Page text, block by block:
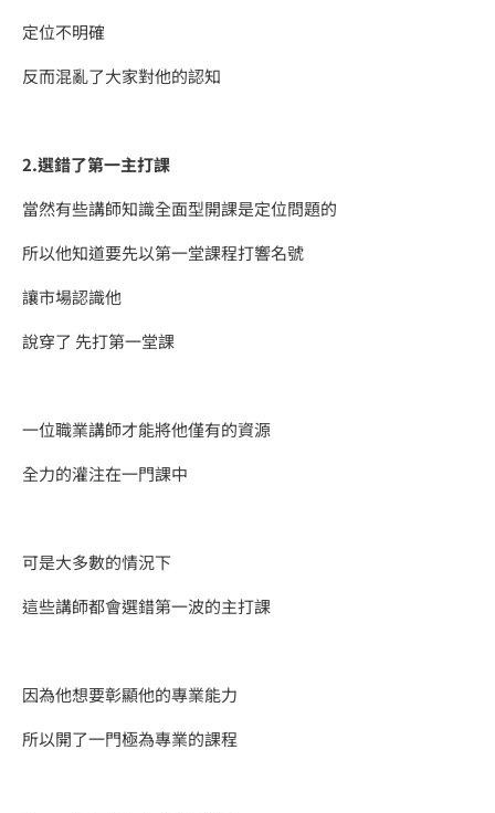
定位不明確
反而混亂了大家對他的認知
2.選錯了第一主打課
​當然有些講師知識全面型開課是定位問題的
所以他知道要先以第一堂課程打響名號
讓市場認識他
說穿了 先打第一堂課
一位職業講師才能將他僅有的資源
全力的灌注在一門課中
可是大多數的情況下
這些講師都會選錯第一波的主打課
因為他想要彰顯他的專業能力
所以開了一門極為專業的課程